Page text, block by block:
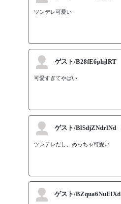
ツンデレ可愛い
ゲスト/B28fE6phjlRT
可愛すぎてやばい
ゲスト/BlSdjZNdrlNd
ツンデレだし、めっちゃ可愛い
ゲスト/BZqua6NuElXd